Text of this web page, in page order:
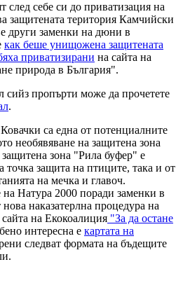
след себе си до приватизация на
защитената територия Камчийски
други заменки на дюни в
как беше унищожена защитената
приватизирани на сайта на
природа в България".
сийз пропърти може да прочетете
.
са една от потенциалните
необявяване на защитена зона
зона "Рила буфер" е
точка защита на птиците, така и от
на мечка и главоч.
Натура 2000 поради заменки в
наказатерлна процедура на
на Екокоалиция "За да остане
интересна е картата на
следват формата на бъдещите